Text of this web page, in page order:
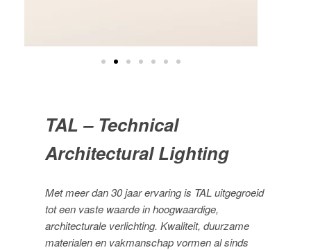
TAL – Technical
Architectural Lighting
Met meer dan 30 jaar ervaring is TAL uitgegroeid
tot een vaste waarde in hoogwaardige,
architecturale verlichting. Kwaliteit, duurzame
materialen en vakmanschap vormen al sinds